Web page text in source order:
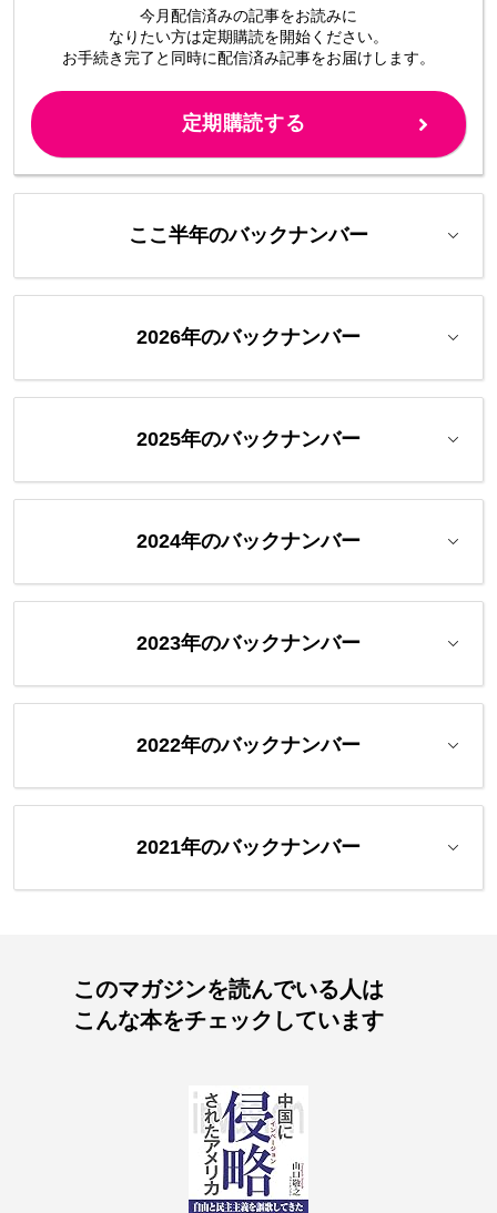
今月配信済みの記事をお読みに
なりたい方は定期購読を開始ください。
お手続き完了と同時に配信済み記事をお届けします。
定期購読する
ここ半年のバックナンバー
2026年のバックナンバー
2025年のバックナンバー
2024年のバックナンバー
2023年のバックナンバー
2022年のバックナンバー
2021年のバックナンバー
このマガジンを読んでいる人は
こんな本をチェックしています